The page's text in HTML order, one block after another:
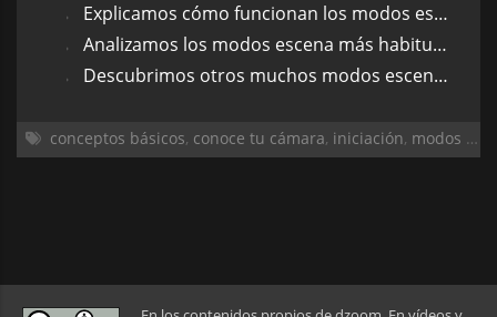
Explicamos cómo funcionan los modos escena y cómo pueden ayudarte
Analizamos los modos escena más habituales en la mayoría de cámaras
Descubrimos otros muchos modos escena interesantes
conceptos básicos, conoce tu cámara, iniciación, modos escena